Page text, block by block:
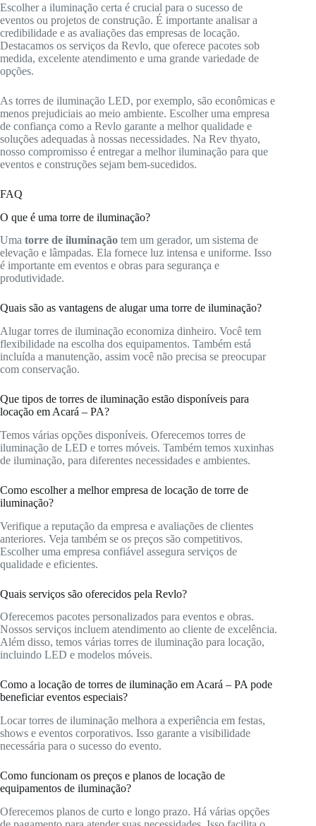
Escolher a iluminação certa é crucial para o sucesso de
eventos ou projetos de construção. É importante analisar a
credibilidade e as avaliações das empresas de locação.
Destacamos os serviços da Revlo, que oferece pacotes sob
medida, excelente atendimento e uma grande variedade de
opções.
As torres de iluminação LED, por exemplo, são econômicas e
menos prejudiciais ao meio ambiente. Escolher uma empresa
de confiança como a Revlo garante a melhor qualidade e
soluções adequadas à nossas necessidades. Na Rev thyato,
nosso compromisso é entregar a melhor iluminação para que
eventos e construções sejam bem-sucedidos.
FAQ
O que é uma torre de iluminação?
Uma torre de iluminação tem um gerador, um sistema de
elevação e lâmpadas. Ela fornece luz intensa e uniforme. Isso
é importante em eventos e obras para segurança e
produtividade.
Quais são as vantagens de alugar uma torre de iluminação?
Alugar torres de iluminação economiza dinheiro. Você tem
flexibilidade na escolha dos equipamentos. Também está
incluída a manutenção, assim você não precisa se preocupar
com conservação.
Que tipos de torres de iluminação estão disponíveis para
locação em Acará – PA?
Temos várias opções disponíveis. Oferecemos torres de
iluminação de LED e torres móveis. Também temos xuxinhas
de iluminação, para diferentes necessidades e ambientes.
Como escolher a melhor empresa de locação de torre de
iluminação?
Verifique a reputação da empresa e avaliações de clientes
anteriores. Veja também se os preços são competitivos.
Escolher uma empresa confiável assegura serviços de
qualidade e eficientes.
Quais serviços são oferecidos pela Revlo?
Oferecemos pacotes personalizados para eventos e obras.
Nossos serviços incluem atendimento ao cliente de excelência.
Além disso, temos várias torres de iluminação para locação,
incluindo LED e modelos móveis.
Como a locação de torres de iluminação em Acará – PA pode
beneficiar eventos especiais?
Locar torres de iluminação melhora a experiência em festas,
shows e eventos corporativos. Isso garante a visibilidade
necessária para o sucesso do evento.
Como funcionam os preços e planos de locação de
equipamentos de iluminação?
Oferecemos planos de curto e longo prazo. Há várias opções